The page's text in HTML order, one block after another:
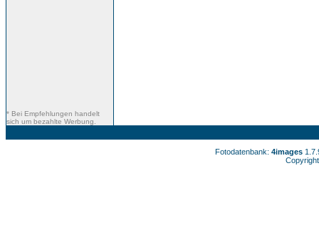
* Bei Empfehlungen handelt
sich um bezahlte Werbung.
Fotodatenbank: 4images